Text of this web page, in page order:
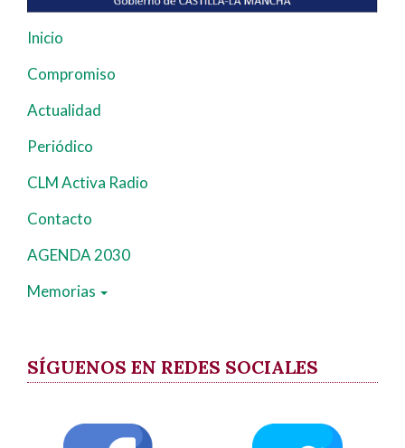
Navegación
principal
Inicio
Compromiso
Actualidad
Periódico
CLM Activa Radio
Contacto
AGENDA 2030
Memorias
SÍGUENOS EN REDES SOCIALES